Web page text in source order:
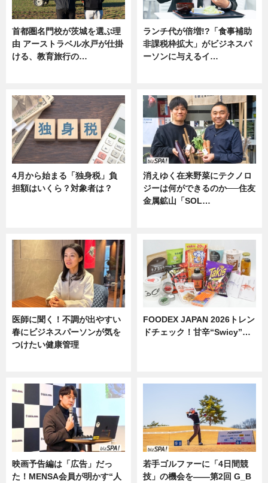
首都圏名門校が茨城を選ぶ理
由 アーストラベル水戸が仕掛
ける、教育旅行の…
ランチ代が倍増!?「食事補助
非課税枠拡大」がビジネスパ
ーソンに与えるイ…
4月から始まる「独身税」負
担額はいくら？対象者は？
消えゆく在来野菜にテクノロ
ジーは何ができるのか──住友
金属鉱山「SOL…
医師に聞く！不調が出やすい
春にビジネスパーソンが気を
つけたい健康管理
FOODEX JAPAN 2026トレン
ドチェック！甘辛“Swicy”…
映画予告編は「広告」だっ
た！MENSA会員が明かす“人
若手ゴルファーに「4日間競
技」の機会を——第2回 G_B